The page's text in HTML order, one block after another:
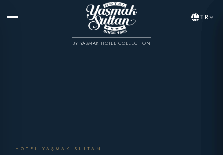
BY YASMAK HOTEL COLLECTION
TR
HOTEL YAŞMAK SULTAN